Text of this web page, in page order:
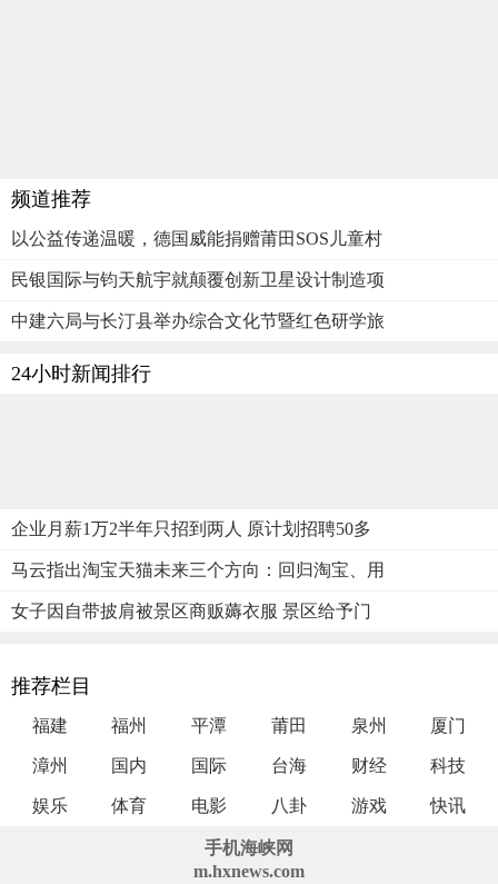
频道推荐
以公益传递温暖，德国威能捐赠莆田SOS儿童村
民银国际与钧天航宇就颠覆创新卫星设计制造项
中建六局与长汀县举办综合文化节暨红色研学旅
24小时新闻排行
企业月薪1万2半年只招到两人 原计划招聘50多
马云指出淘宝天猫未来三个方向：回归淘宝、用
女子因自带披肩被景区商贩薅衣服 景区给予门
推荐栏目
福建 福州 平潭 莆田 泉州 厦门
漳州 国内 国际 台海 财经 科技
娱乐 体育 电影 八卦 游戏 快讯
手机海峡网
m.hxnews.com